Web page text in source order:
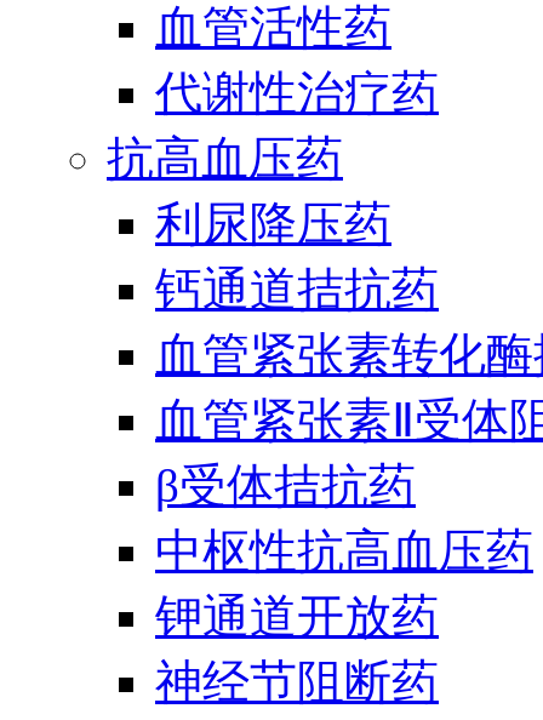
血管活性药
代谢性治疗药
抗高血压药
利尿降压药
钙通道拮抗药
血管紧张素转化
血管紧张素Ⅱ受体
β受体拮抗药
中枢性抗高血压药
钾通道开放药
神经节阻断药